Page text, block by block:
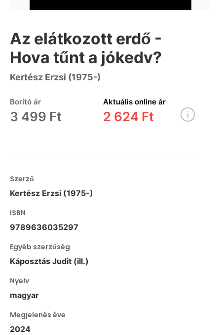
Az elátkozott erdő -
Hova tűnt a jókedv?
Kertész Erzsi (1975-)
Borító ár
3 499 Ft
Aktuális online ár
2 624 Ft
Szerző
Kertész Erzsi (1975-)
ISBN
9789636035297
Egyéb szerzőség
Káposztás Judit (ill.)
Nyelv
magyar
Megjelenés éve
2024